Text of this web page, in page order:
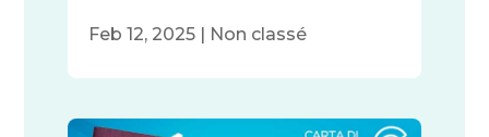
Feb 12, 2025 | Non classé